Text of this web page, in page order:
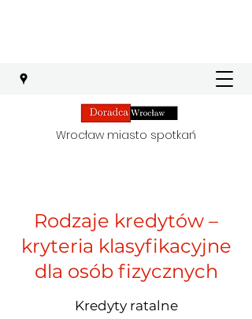
Wrocław miasto spotkań
Rodzaje kredytów –
kryteria klasyfikacyjne
dla osób fizycznych
Kredyty ratalne